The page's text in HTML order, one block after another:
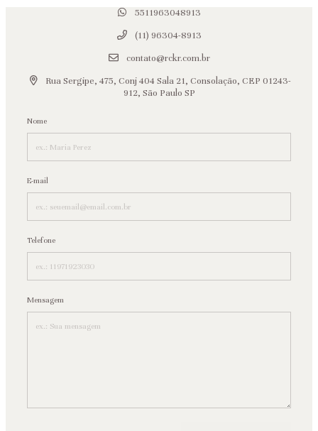
5511963048913
(11) 96304-8913
contato@rckr.com.br
Rua Sergipe, 475, Conj 404 Sala 21, Consolação, CEP 01243-
912, São Paulo SP
Nome
E-mail
Telefone
Mensagem